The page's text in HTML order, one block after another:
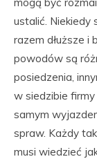
ustalić. Niekiedy
razem dłuższe i
powodów są
posiedzenia,
w siedzibie
samym
spraw. Każdy
musi wiedzieć